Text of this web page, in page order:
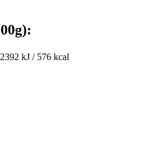
2392 kJ / 576 kcal